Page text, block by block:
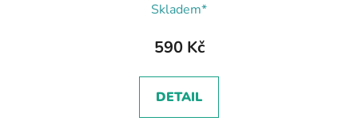
Skladem*
590 Kč
DETAIL